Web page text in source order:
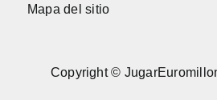
Mapa del sitio
Copyright ©